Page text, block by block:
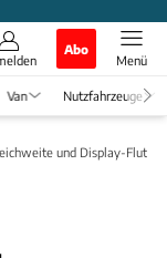
Abo
Menü
Van Nutzfahrzeuge
und Display-Flut